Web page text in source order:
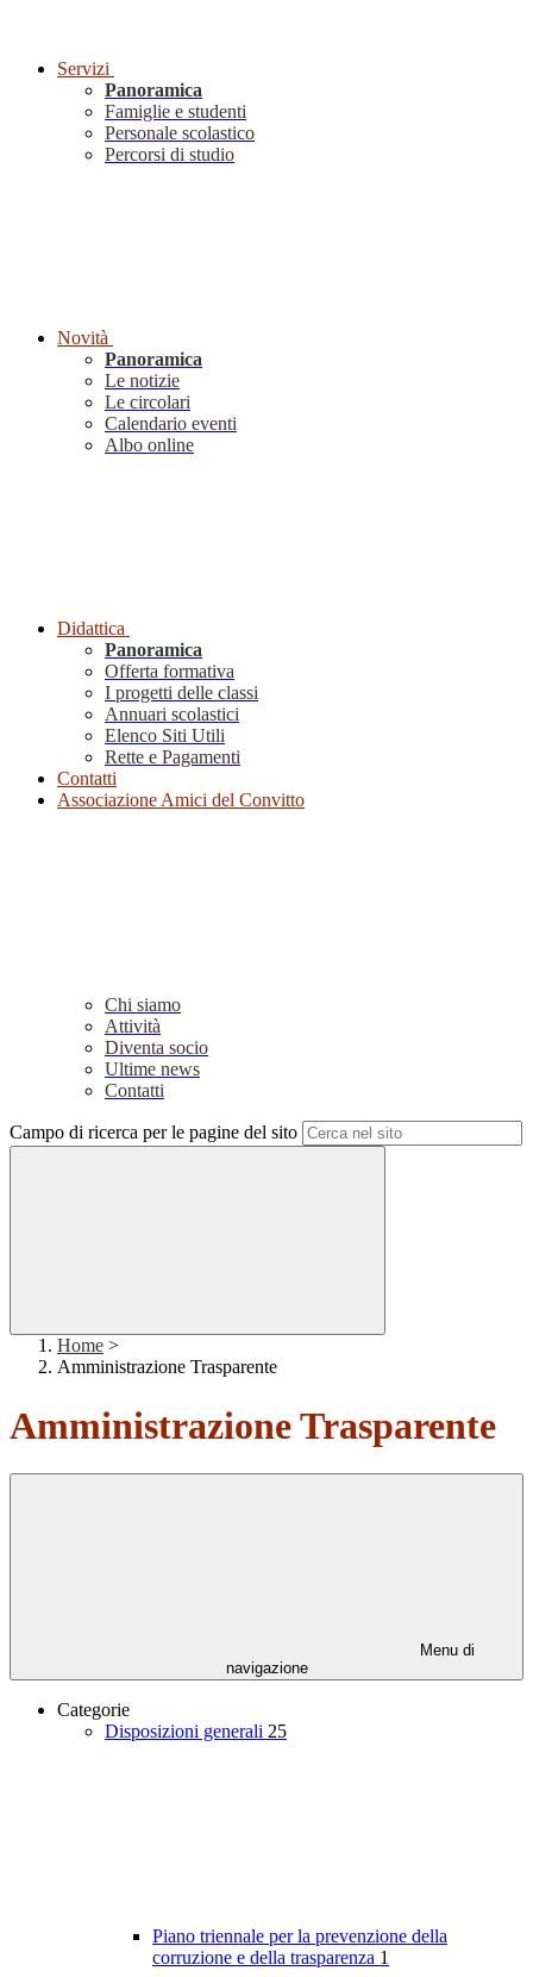
Servizi
Panoramica
Famiglie e studenti
Personale scolastico
Percorsi di studio
Novità
Panoramica
Le notizie
Le circolari
Calendario eventi
Albo online
Didattica
Panoramica
Offerta formativa
I progetti delle classi
Annuari scolastici
Elenco Siti Utili
Rette e Pagamenti
Contatti
Associazione Amici del Convitto
Chi siamo
Attività
Diventa socio
Ultime news
Contatti
Campo di ricerca per le pagine del sito
Home >
Amministrazione Trasparente
Amministrazione Trasparente
Menu di
navigazione
Categorie
Disposizioni generali 25
Piano triennale per la prevenzione della
corruzione e della trasparenza 1